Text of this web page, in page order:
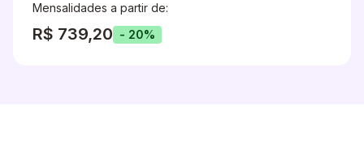
Mensalidades a partir de:
R$ 739,20 - 20%